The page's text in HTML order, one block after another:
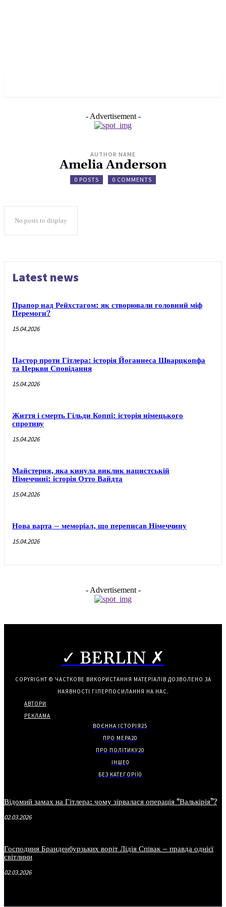
- Advertisement -
AUTHOR NAME
Amelia Anderson
0 POSTS 0 COMMENTS
No posts to display
Latest news
Прапор над Рейхстагом: як створювали головний міф
Перемоги?
15.04.2026
Пастор проти Гітлера: історія Йоганнеса Шварцкопфа
та Церкви Сповідання
15.04.2026
Життя і смерть Гільди Коппі: історія німецького
спротиву
15.04.2026
Майстерня, яка кинула виклик нацистській
Німеччині: історія Отто Вайдта
15.04.2026
Нова варта – меморіал, що переписав Німеччину
15.04.2026
- Advertisement -
✓ BERLIN ✗
COPYRIGHT © ЧАСТКОВЕ ВИКОРИСТАННЯ МАТЕРІАЛІВ ДОЗВОЛЕНО ЗА
НАЯВНОСТІ ГІПЕРПОСИЛАННЯ НА НАС.
АВТОРИ
РЕКЛАМА
ВОЄННА ІСТОРІЯ25
ПРО МЕРА20
ПРО ПОЛІТИКУ20
ІНШЕ0
БЕЗ КАТЕГОРІЇ0
Відомий замах на Гітлера: чому зірвалася операція “Валькірія”?
02.03.2026
Господиня Бранденбурзьких воріт Лідія Співак – правда однієї
світлини
02.03.2026